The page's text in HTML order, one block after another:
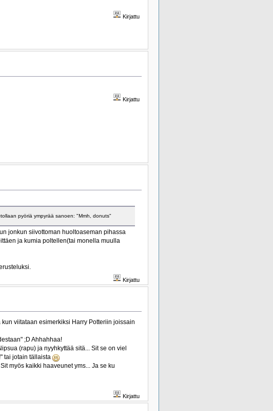
Kirjattu
Kirjattu
pyöriä ympyrää sanoen: "Mmh, donuts"
jonkun siivottoman huoltoaseman pihassa
ja kumia poltellen(tai monella muulla
Kirjattu
viitataan esimerkiksi Harry Potteriin joissain
;D Ahhahhaa!
(rapu) ja nyyhkyttää sitä... Sit se on viel
tai jotain tällaista
myös kaikki haaveunet yms... Ja se ku
Kirjattu